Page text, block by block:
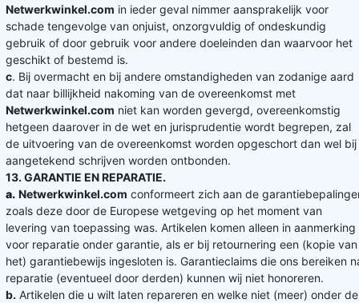
Netwerkwinkel.com in ieder geval nimmer aansprakelijk voor
schade tengevolge van onjuist, onzorgvuldig of ondeskundig
gebruik of door gebruik voor andere doeleinden dan waarvoor het
geschikt of bestemd is.
c. Bij overmacht en bij andere omstandigheden van zodanige aard
dat naar billijkheid nakoming van de overeenkomst met
Netwerkwinkel.com niet kan worden gevergd, overeenkomstig
hetgeen daarover in de wet en jurisprudentie wordt begrepen, zal
de uitvoering van de overeenkomst worden opgeschort dan wel bij
aangetekend schrijven worden ontbonden.
13. GARANTIE EN REPARATIE.
a. Netwerkwinkel.com conformeert zich aan de
zoals deze door de Europese wetgeving op het moment van
levering van toepassing was. Artikelen komen alleen in aanmerking
voor reparatie onder garantie, als er bij retournering een (kopie van
het) garantiebewijs ingesloten is. Garantieclaims die ons bereiken
reparatie (eventueel door derden) kunnen wij niet honoreren.
b. Artikelen die u wilt laten repareren en welke niet (meer) onder de